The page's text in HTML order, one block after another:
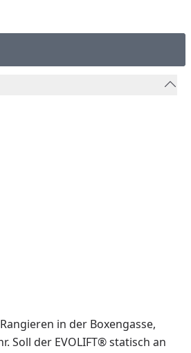
in der Boxengasse,
Soll der EVOLIFT® statisch an